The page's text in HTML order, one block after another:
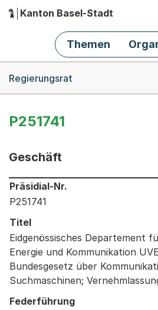
Hauptnavigation
Kanton Basel-Stadt
Themen
Regierungsrat
P251741
Geschäft
Informationen zum
Präsidial-Nr.
P251741
Titel
Eidgenössisches Departement
Energie und Kommunikation
Bundesgesetz über
Suchmaschinen;
Federführung